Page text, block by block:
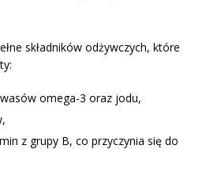
składników odżywczych, które
omega-3 oraz jodu,
z grupy B, co przyczynia się do